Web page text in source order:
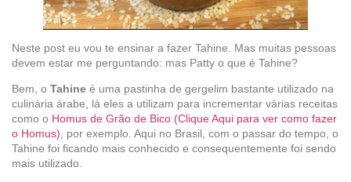
Neste post eu vou te ensinar a fazer Tahine. Mas muitas pessoas
devem estar me perguntando: mas Patty o que é Tahine?
Bem, o Tahine é uma pastinha de gergelim bastante utilizado na
culinária árabe, lá eles a utilizam para incrementar várias receitas
como o Homus de Grão de Bico (Clique Aqui para ver como fazer
o Homus), por exemplo. Aqui no Brasil, com o passar do tempo, o
Tahine foi ficando mais conhecido e consequentemente foi sendo
mais utilizado.